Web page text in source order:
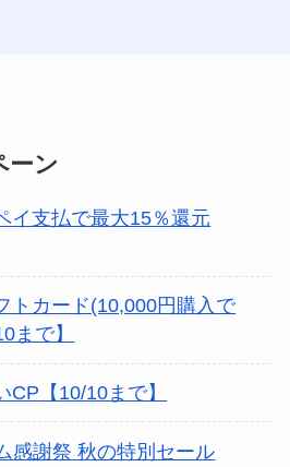
ーン
イ支払で最大15％還元
トカード(10,000円購入で
まで】
【10/10まで】
感謝祭 秋の特別セール